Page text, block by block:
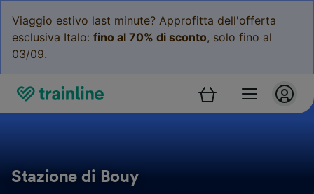
Viaggio estivo last minute? Approfitta dell'offerta
esclusiva Italo: fino al 70% di sconto, solo fino al
03/09.
Stazione di Bouy